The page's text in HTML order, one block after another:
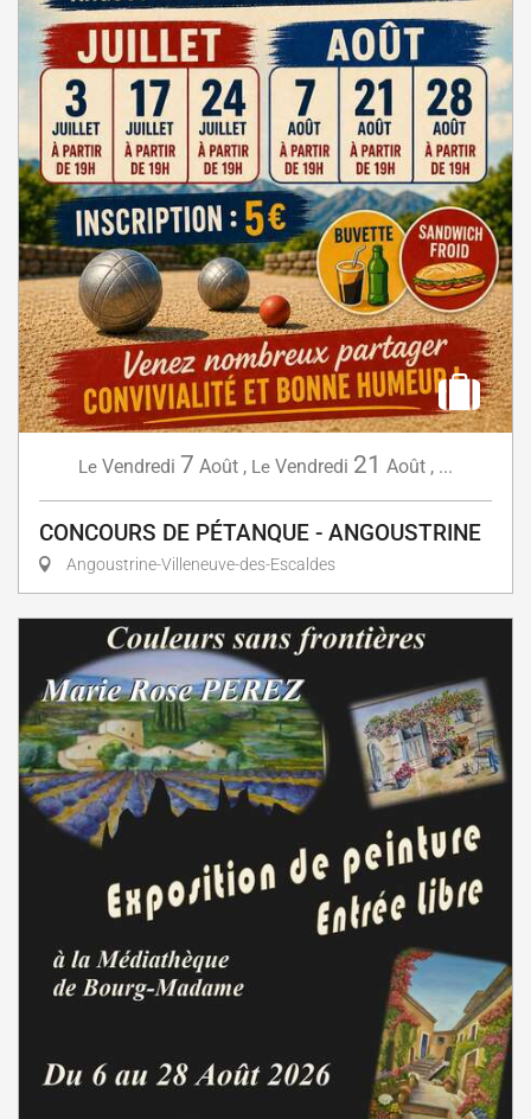
Le Vendredi 7 Août , Le Vendredi 21 Août , ...
CONCOURS DE PÉTANQUE - ANGOUSTRINE
Angoustrine-Villeneuve-des-Escaldes